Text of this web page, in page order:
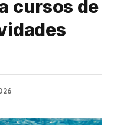
cursos de